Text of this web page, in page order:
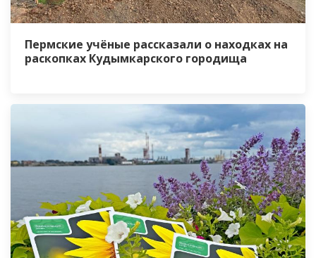
Пермские учёные рассказали о находках на
раскопках Кудымкарского городища